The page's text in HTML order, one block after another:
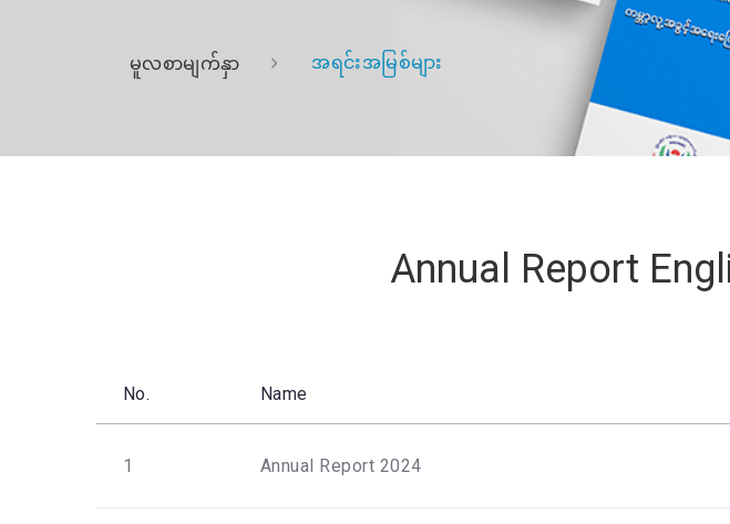
မူလစာမျက်နှာ အရင်းအမြစ်များ
Annual Report
No. Name
1 Annual Report 2024